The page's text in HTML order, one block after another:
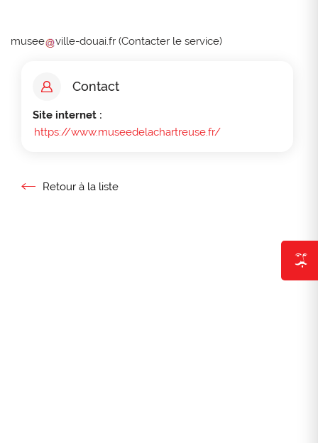
musee ville-douai.fr (Contacter le service)
Contact
Site internet :
https://www.museedelachartreuse.fr/
Retour à la liste
Retour à la liste